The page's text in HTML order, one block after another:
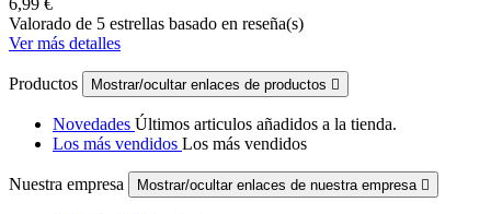
6,99 €
Valorado de 5 estrellas basado en reseña(s)
Ver más detalles
Productos Mostrar/ocultar enlaces de productos 
Novedades Últimos articulos añadidos a la tienda.
Los más vendidos Los más vendidos
Nuestra empresa Mostrar/ocultar enlaces de nuestra empresa 